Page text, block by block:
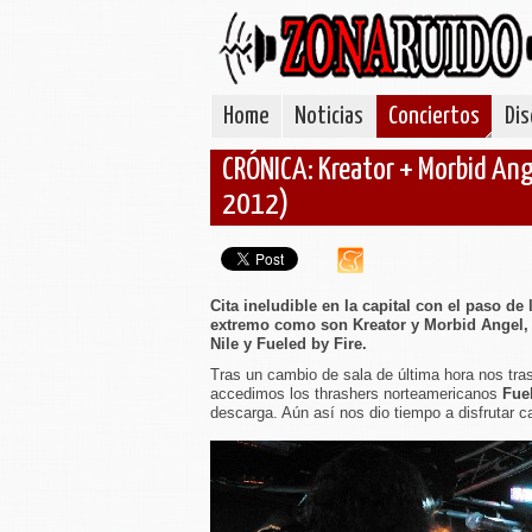
Home Noticias Conciertos
CRÓNICA: Kreator + Morbid
2012)
Cita ineludible en la capital con el paso
extremo como son Kreator y Morbid
Nile y Fueled by Fire.
Tras un cambio de sala de última hora nos
accedimos los thrashers norteamericanos
descarga. Aún así nos dio tiempo a disfrutar